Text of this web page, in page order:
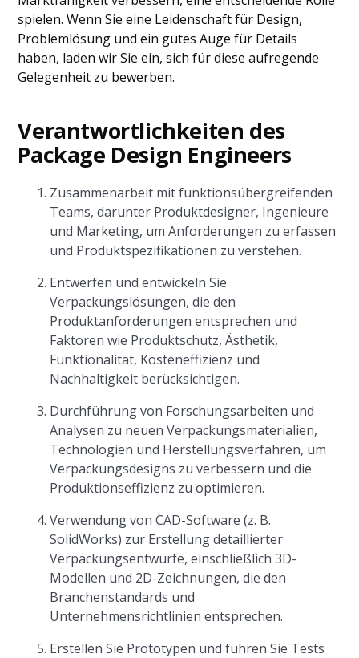
spielen. Wenn Sie eine Leidenschaft für Design,
Problemlösung und ein gutes Auge für Details
haben, laden wir Sie ein, sich für diese aufregende
Gelegenheit zu bewerben.
Verantwortlichkeiten des
Package Design Engineers
Zusammenarbeit mit funktionsübergreifenden
Teams, darunter Produktdesigner, Ingenieure
und Marketing, um Anforderungen zu erfassen
und Produktspezifikationen zu verstehen.
Entwerfen und entwickeln Sie
Verpackungslösungen, die den
Produktanforderungen entsprechen und
Faktoren wie Produktschutz, Ästhetik,
Funktionalität, Kosteneffizienz und
Nachhaltigkeit berücksichtigen.
Durchführung von Forschungsarbeiten und
Analysen zu neuen Verpackungsmaterialien,
Technologien und Herstellungsverfahren, um
Verpackungsdesigns zu verbessern und die
Produktionseffizienz zu optimieren.
Verwendung von CAD-Software (z. B.
SolidWorks) zur Erstellung detaillierter
Verpackungsentwürfe, einschließlich 3D-
Modellen und 2D-Zeichnungen, die den
Branchenstandards und
Unternehmensrichtlinien entsprechen.
Erstellen Sie Prototypen und führen Sie Tests